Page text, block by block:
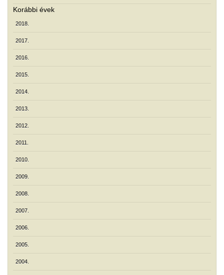
Korábbi évek
2018.
2017.
2016.
2015.
2014.
2013.
2012.
2011.
2010.
2009.
2008.
2007.
2006.
2005.
2004.